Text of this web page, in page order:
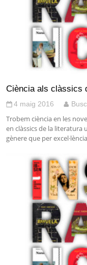
Ciència als clàssics
4 maig 2016
Trobem ciència en les
en clàssics de la literatura
gènere que per